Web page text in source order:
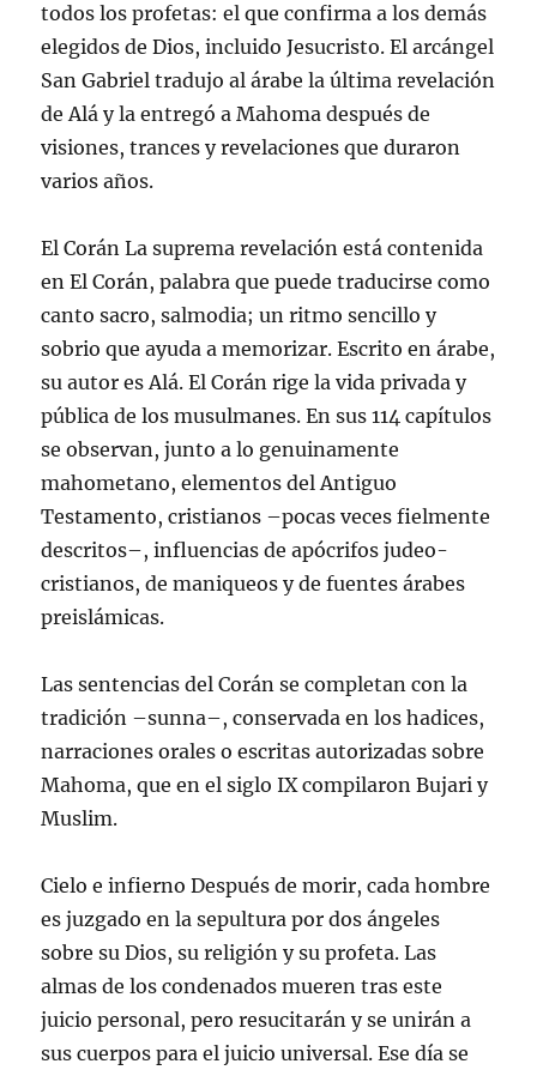
todos los profetas: el que confirma a los demás
elegidos de Dios, incluido Jesucristo. El arcángel
San Gabriel tradujo al árabe la última revelación
de Alá y la entregó a Mahoma después de
visiones, trances y revelaciones que duraron
varios años.
El Corán La suprema revelación está contenida
en El Corán, palabra que puede traducirse como
canto sacro, salmodia; un ritmo sencillo y
sobrio que ayuda a memorizar. Escrito en árabe,
su autor es Alá. El Corán rige la vida privada y
pública de los musulmanes. En sus 114 capítulos
se observan, junto a lo genuinamente
mahometano, elementos del Antiguo
Testamento, cristianos –pocas veces fielmente
descritos–, influencias de apócrifos judeo-
cristianos, de maniqueos y de fuentes árabes
preislámicas.
Las sentencias del Corán se completan con la
tradición –sunna–, conservada en los hadices,
narraciones orales o escritas autorizadas sobre
Mahoma, que en el siglo IX compilaron Bujari y
Muslim.
Cielo e infierno Después de morir, cada hombre
es juzgado en la sepultura por dos ángeles
sobre su Dios, su religión y su profeta. Las
almas de los condenados mueren tras este
juicio personal, pero resucitarán y se unirán a
sus cuerpos para el juicio universal. Ese día se